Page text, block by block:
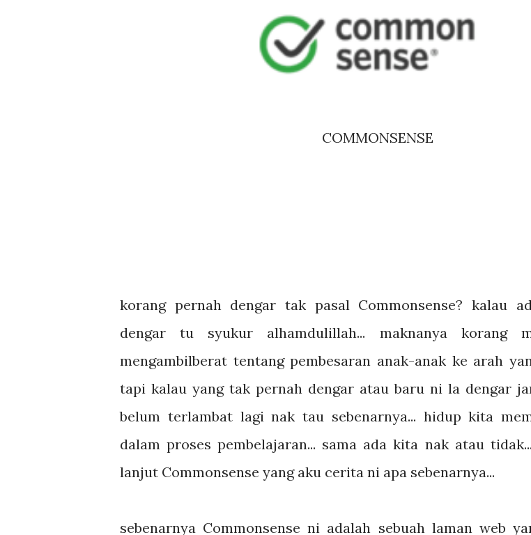
COMMONSENSE
korang pernah dengar tak pasal Commonsense? kalau
dengar tu syukur alhamdulillah... maknanya korang
mengambilberat tentang pembesaran anak-anak ke arah
tapi kalau yang tak pernah dengar atau baru ni la dengar
belum terlambat lagi nak tau sebenarnya... hidup kita
dalam proses pembelajaran... sama ada kita nak atau
lanjut Commonsense yang aku cerita ni apa sebenarnya...
sebenarnya Commonsense ni adalah sebuah laman web